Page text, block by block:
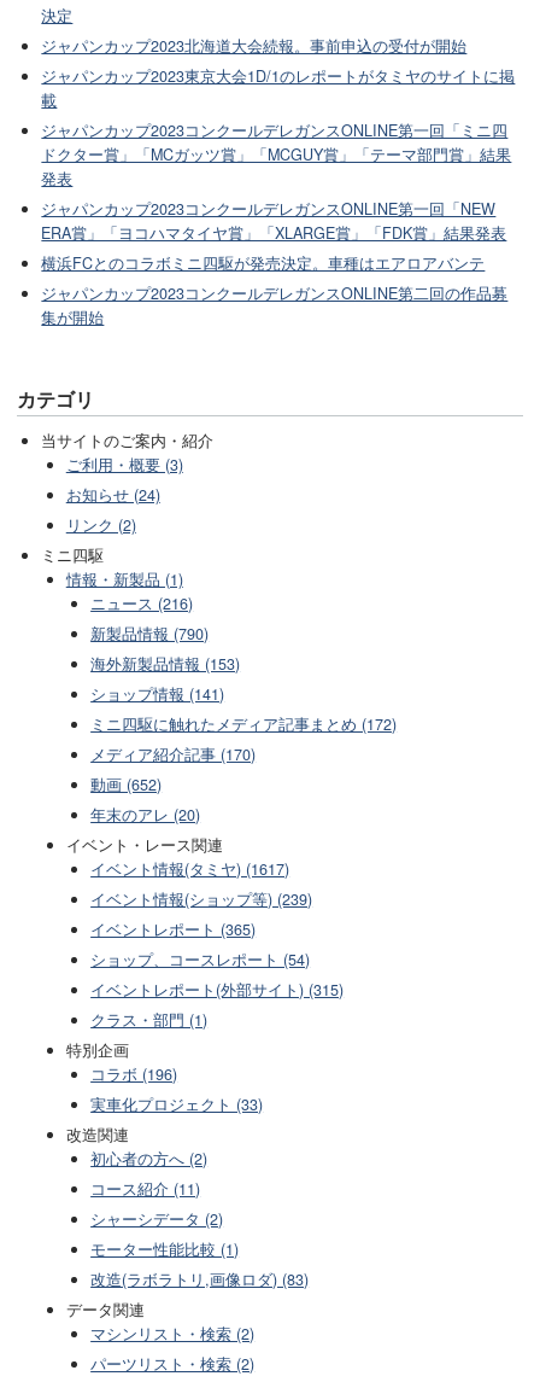
決定
ジャパンカップ2023北海道大会続報。事前申込の受付が開始
ジャパンカップ2023東京大会1D/1のレポートがタミヤのサイトに掲
載
ジャパンカップ2023コンクールデレガンスONLINE第一回「ミニ四
ドクター賞」「MCガッツ賞」「MCGUY賞」「テーマ部門賞」結果
発表
ジャパンカップ2023コンクールデレガンスONLINE第一回「NEW
ERA賞」「ヨコハマタイヤ賞」「XLARGE賞」「FDK賞」結果発表
横浜FCとのコラボミニ四駆が発売決定。車種はエアロアバンテ
ジャパンカップ2023コンクールデレガンスONLINE第二回の作品募
集が開始
カテゴリ
当サイトのご案内・紹介
ご利用・概要 (3)
お知らせ (24)
リンク (2)
ミニ四駆
情報・新製品 (1)
ニュース (216)
新製品情報 (790)
海外新製品情報 (153)
ショップ情報 (141)
ミニ四駆に触れたメディア記事まとめ (172)
メディア紹介記事 (170)
動画 (652)
年末のアレ (20)
イベント・レース関連
イベント情報(タミヤ) (1617)
イベント情報(ショップ等) (239)
イベントレポート (365)
ショップ、コースレポート (54)
イベントレポート(外部サイト) (315)
クラス・部門 (1)
特別企画
コラボ (196)
実車化プロジェクト (33)
改造関連
初心者の方へ (2)
コース紹介 (11)
シャーシデータ (2)
モーター性能比較 (1)
改造(ラボラトリ,画像ロダ) (83)
データ関連
マシンリスト・検索 (2)
パーツリスト・検索 (2)